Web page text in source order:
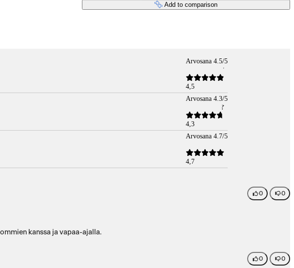
Add to comparison
Arvosana 4.5/5
4,5
Arvosana 4.3/5
4,3
Arvosana 4.7/5
4,7
0 0
kanssa ja vapaa-ajalla.
0 0